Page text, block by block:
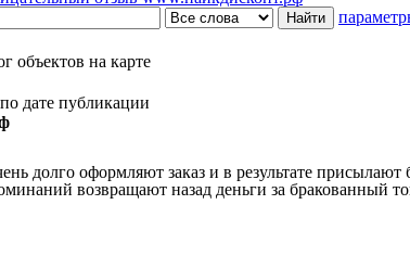
объектов на карте
дате публикации
долго оформляют заказ и в результате присылают
возвращают назад деньги за бракованный